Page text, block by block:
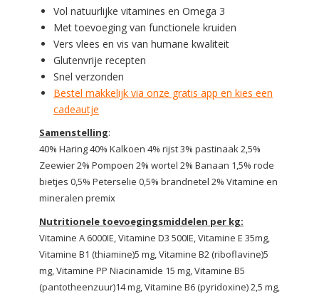
Vol natuurlijke vitamines en Omega 3
Met toevoeging van functionele kruiden
Vers vlees en vis van humane kwaliteit
Glutenvrije recepten
Snel verzonden
Bestel makkelijk via onze gratis app en kies een
cadeautje
Samenstelling:
40% Haring 40% Kalkoen 4% rijst 3% pastinaak 2,5%
Zeewier 2% Pompoen 2% wortel 2% Banaan 1,5% rode
bietjes 0,5% Peterselie 0,5% brandnetel 2% Vitamine en
mineralen premix
Nutritionele toevoegingsmiddelen per kg:
Vitamine A 6000IE, Vitamine D3 500IE, Vitamine E 35mg,
Vitamine B1 (thiamine)5 mg, Vitamine B2 (riboflavine)5
mg, Vitamine PP Niacinamide 15 mg, Vitamine B5
(pantotheenzuur)14 mg, Vitamine B6 (pyridoxine) 2,5 mg,